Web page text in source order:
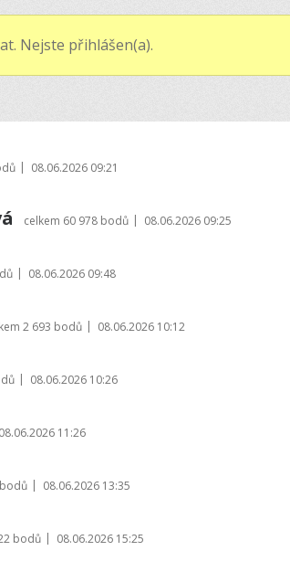
Nejste přihlášen(a).
| 08.06.2026 09:21
celkem 60 978 bodů | 08.06.2026 09:25
| 08.06.2026 09:48
2 693 bodů | 08.06.2026 10:12
| 08.06.2026 10:26
08.06.2026 11:26
| 08.06.2026 13:35
bodů | 08.06.2026 15:25